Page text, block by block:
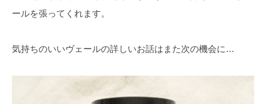
ールを張ってくれます。
気持ちのいいヴェールの詳しいお話はまた次の機会に…